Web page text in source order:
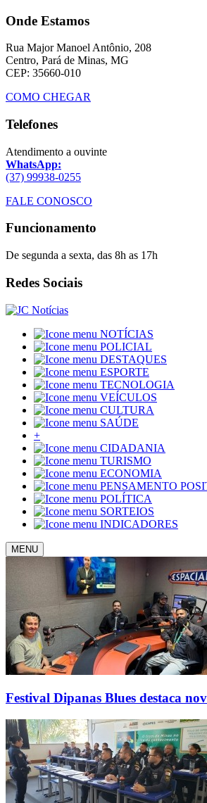
Onde Estamos
Rua Major Manoel Antônio, 208
Centro, Pará de Minas, MG
CEP: 35660-010
COMO CHEGAR
Telefones
Atendimento a ouvinte
WhatsApp:
(37) 99938-0255
FALE CONOSCO
Funcionamento
De segunda a sexta, das 8h as 17h
Redes Sociais
NOTÍCIAS
POLICIAL
DESTAQUES
ESPORTE
TECNOLOGIA
VEÍCULOS
CULTURA
SAÚDE
+
CIDADANIA
TURISMO
ECONOMIA
PENSAMENTO
POLÍTICA
SORTEIOS
INDICADORES
MENU
Festival Dipanas Blues destaca